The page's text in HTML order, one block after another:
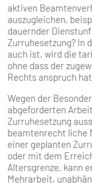
aktiven
auszugleichen,
dauernder
Zurru­hesetzung? In
auch ist, wird die
ohne dass der
Rechts­ anspruch
Wegen der
abgeforderten
Zurruhesetzung
beamtenrecht­ liche
einer geplanten
oder mit dem
Altersgrenze, kann
Mehrarbeit,